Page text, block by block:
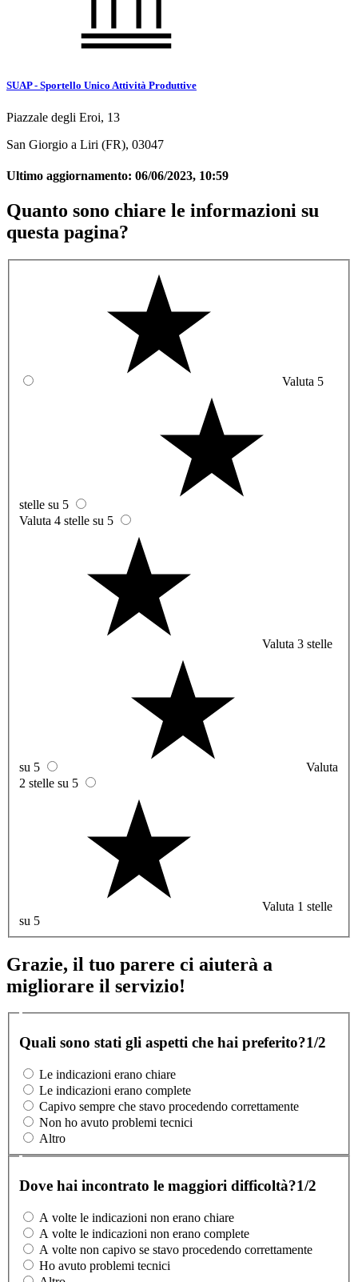
SUAP - Sportello Unico Attività Produttive
Piazzale degli Eroi, 13
San Giorgio a Liri (FR), 03047
Ultimo aggiornamento: 06/06/2023, 10:59
Quanto sono chiare le informazioni su
questa pagina?
Valuta 5
stelle su 5
Valuta 4 stelle su 5
Valuta 3 stelle
su 5
Valuta
2 stelle su 5
Valuta 1 stelle
su 5
Grazie, il tuo parere ci aiuterà a
migliorare il servizio!
Quali sono stati gli aspetti che hai preferito?1/2
Le indicazioni erano chiare
Le indicazioni erano complete
Capivo sempre che stavo procedendo correttamente
Non ho avuto problemi tecnici
Altro
Dove hai incontrato le maggiori difficoltà?1/2
A volte le indicazioni non erano chiare
A volte le indicazioni non erano complete
A volte non capivo se stavo procedendo correttamente
Ho avuto problemi tecnici